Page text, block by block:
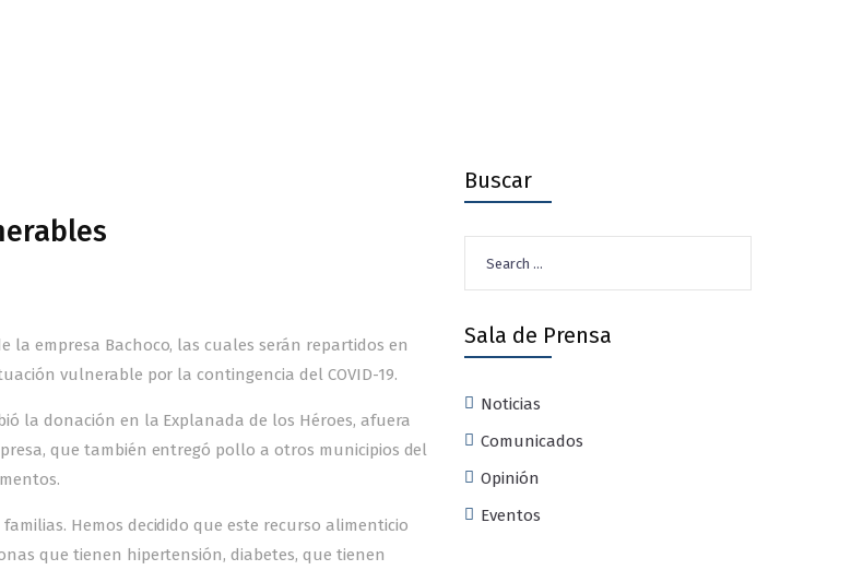
la empresa Bachoco, las cuales serán repartidos en
vulnerable por la contingencia del COVID-19.
la donación en la Explanada de los Héroes, afuera
que también entregó pollo a otros municipios del
Hemos decidido que este recurso alimenticio
que tienen hipertensión, diabetes, que tienen
Buscar
for:
Sala de Prensa
Noticias
Comunicados
Opinión
Eventos